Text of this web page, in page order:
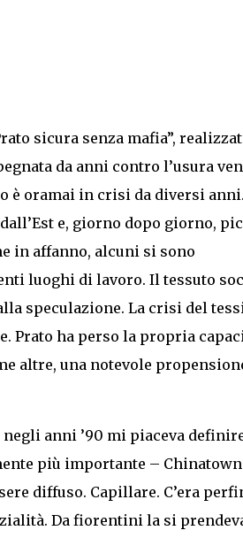
sicura senza mafia”,
da anni contro l’usura
è oramai in crisi da diversi
e, giorno dopo giorno,
in affanno, alcuni si sono
luoghi di lavoro. Il tessuto
speculazione. La crisi del
Prato ha perso la propria
altre, una notevole
anni ’90 mi piaceva
più importante – Chinatown
diffuso. Capillare. C’era
Da fiorentini la si